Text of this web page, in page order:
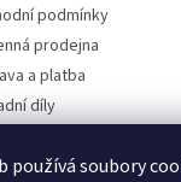
používá soubory
podmínky
prodejna
a platba
díly